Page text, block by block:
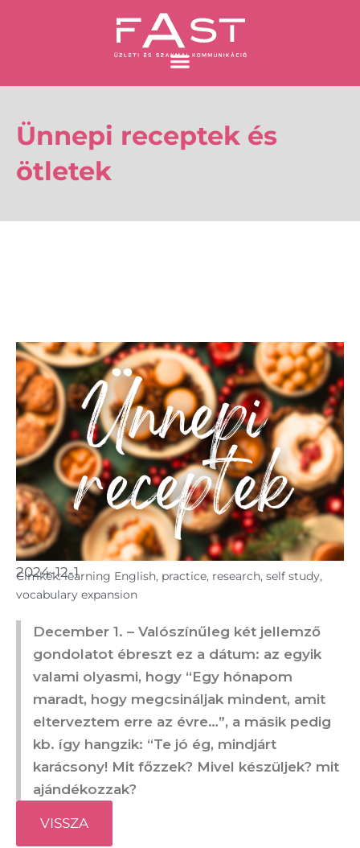
Ünnepi receptek és
ötletek
2024-12-1
Cimkék: learning English, practice, research, self study,
vocabulary expansion
December 1. – Valószínűleg két jellemző
gondolatot ébreszt ez a dátum: az egyik
valami olyasmi, hogy “Egy hónapom
maradt, hogy megcsináljak mindent, amit
elterveztem erre az évre…”, a másik pedig
kb. így hangzik: “Te jó ég, mindjárt
karácsony! Mit főzzek? Mivel készüljek? mit
ajándékozzak?
VISSZA